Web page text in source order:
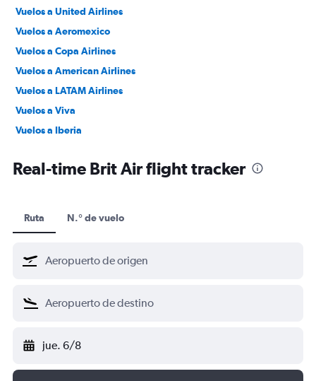
Vuelos a United Airlines
Vuelos a Aeromexico
Vuelos a Copa Airlines
Vuelos a American Airlines
Vuelos a LATAM Airlines
Vuelos a Viva
Vuelos a Iberia
Real-time Brit Air flight tracker
Ruta N.° de vuelo
jue. 6/8